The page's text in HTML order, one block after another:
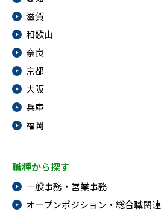
滋賀
和歌山
奈良
京都
大阪
兵庫
福岡
職種から探す
一般事務・営業事務
オープンポジション・総合職関連